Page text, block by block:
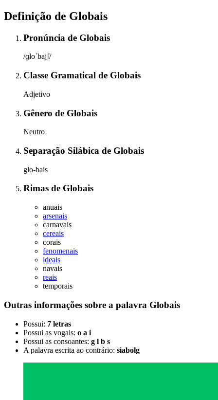
Definição de Globais
Pronúncia de Globais
/ɡloˈbajʃ/
Classe Gramatical de Globais
Adjetivo
Gênero de Globais
Neutro
Separação Silábica de Globais
glo-bais
Rimas de Globais
anuais
arsenais
carnavais
cereais
corais
fenomenais
ideais
navais
reais
temporais
Outras informações sobre a palavra Globais
Possui: 7 letras
Possui as vogais: o a i
Possui as consoantes: g l b s
A palavra escrita ao contrário: siabolg